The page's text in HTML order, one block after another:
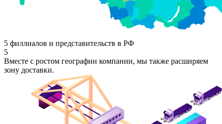
5 филлиалов и представительств в РФ
5
Вместе с ростом географии компании, мы также расширяем
зону доставки.